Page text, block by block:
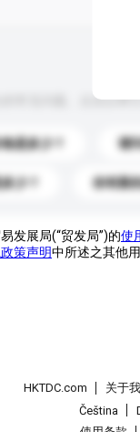
的常见问题。点击以将
是多少？ 请
少？ 你有新
发展局(“贸发局”)的使
策声明中所述之其他
HKTDC.com 关于
Čeština